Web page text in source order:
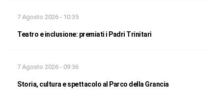
7 Agosto 2026 - 10:35
Teatro e inclusione: premiati i Padri Trinitari
7 Agosto 2026 - 09:36
Storia, cultura e spettacolo al Parco della Grancia